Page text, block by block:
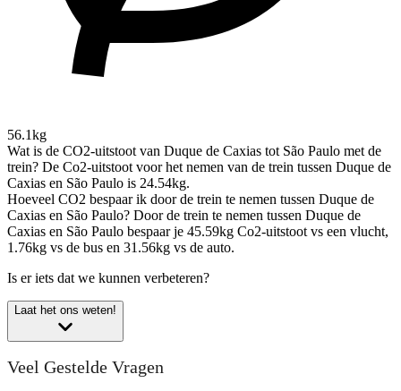
56.1kg
Wat is de CO2-uitstoot van Duque de Caxias tot São Paulo met de
trein? De Co2-uitstoot voor het nemen van de trein tussen Duque de
Caxias en São Paulo is 24.54kg.
Hoeveel CO2 bespaar ik door de trein te nemen tussen Duque de
Caxias en São Paulo? Door de trein te nemen tussen Duque de
Caxias en São Paulo bespaar je 45.59kg Co2-uitstoot vs een vlucht,
1.76kg vs de bus en 31.56kg vs de auto.
Is er iets dat we kunnen verbeteren?
Laat het ons weten!
Veel Gestelde Vragen